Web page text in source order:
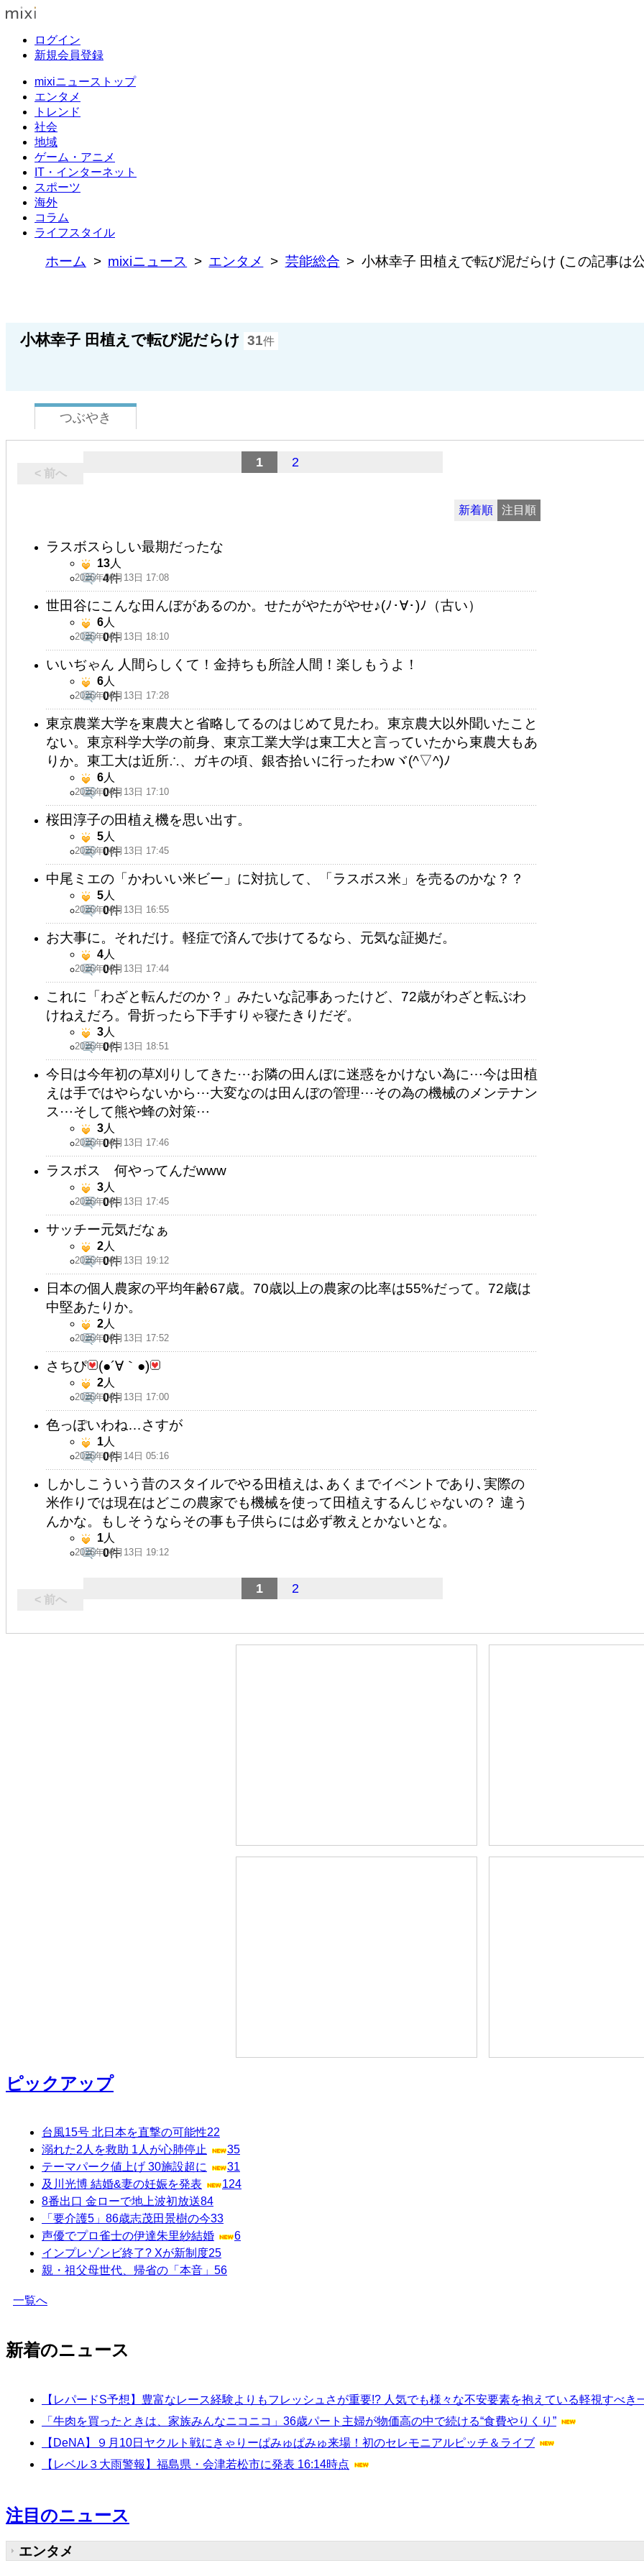
ログイン
新規会員登録
mixiニューストップ
エンタメ
トレンド
社会
地域
ゲーム・アニメ
IT・インターネット
スポーツ
海外
コラム
ライフスタイル
ホーム mixiニュース エンタメ 芸能総合 小林幸子 田植えで転び泥だらけ (この記事は
小林幸子 田植えで転び泥だらけ 31件
つぶやき
< 前へ
1 2
新着順 注目順
ラスボスらしい最期だったな
2026年06月13日 17:08
13人
4件
世田谷にこんな田んぼがあるのか。せたがやたがやせ♪(ﾉ･∀･)ﾉ（古い）
2026年06月13日 18:10
6人
0件
いいぢゃん 人間らしくて！金持ちも所詮人間！楽しもうよ！
2026年06月13日 17:28
6人
0件
東京農業大学を東農大と省略してるのはじめて見たわ。東京農大以外聞いたこと
ない。東京科学大学の前身、東京工業大学は東工大と言っていたから東農大もあ
りか。東工大は近所∴、ガキの頃、銀杏拾いに行ったわwヾ(^▽^)ﾉ
2026年06月13日 17:10
6人
0件
桜田淳子の田植え機を思い出す。
2026年06月13日 17:45
5人
0件
中尾ミエの「かわいい米ビー」に対抗して、「ラスボス米」を売るのかな？？
2026年06月13日 16:55
5人
0件
お大事に。それだけ。軽症で済んで歩けてるなら、元気な証拠だ。
2026年06月13日 17:44
4人
0件
これに「わざと転んだのか？」みたいな記事あったけど、72歳がわざと転ぶわ
けねえだろ。骨折ったら下手すりゃ寝たきりだぞ。
2026年06月13日 18:51
3人
0件
今日は今年初の草刈りしてきた⋯お隣の田んぼに迷惑をかけない為に⋯今は田植
えは手ではやらないから⋯大変なのは田んぼの管理⋯その為の機械のメンテナン
ス⋯そして熊や蜂の対策⋯
2026年06月13日 17:46
3人
0件
ラスボス 何やってんだwww
2026年06月13日 17:45
3人
0件
サッチー元気だなぁ
2026年06月13日 19:12
2人
0件
日本の個人農家の平均年齢67歳。70歳以上の農家の比率は55%だって。72歳は
中堅あたりか。
2026年06月13日 17:52
2人
0件
さちぴ (●´∀｀●)
2026年06月13日 17:00
2人
0件
色っぽいわね…さすが
2026年06月14日 05:16
1人
0件
しかしこういう昔のスタイルでやる田植えは､あくまでイベントであり､実際の
米作りでは現在はどこの農家でも機械を使って田植えするんじゃないの？ 違う
んかな。もしそうならその事も子供らには必ず教えとかないとな。
2026年06月13日 19:12
1人
0件
< 前へ
1 2
ピックアップ
台風15号 北日本を直撃の可能性22
溺れた2人を救助 1人が心肺停止
35
テーマパーク値上げ 30施設超に
31
及川光博 結婚&妻の妊娠を発表
124
8番出口 金ローで地上波初放送84
「要介護5」86歳志茂田景樹の今33
声優でプロ雀士の伊達朱里紗結婚
6
インプレゾンビ終了? Xが新制度25
親・祖父母世代、帰省の「本音」 56
一覧へ
新着のニュース
【レパードS予想】豊富なレース経験よりもフレッシュさが重要!? 人気でも様々な不安要素を抱えている軽視すべき
「牛肉を買ったときは、家族みんなニコニコ」36歳パート主婦が物価高の中で続ける“食費やりくり”
【DeNA】９月10日ヤクルト戦にきゃりーぱみゅぱみゅ来場！初のセレモニアルピッチ＆ライブ
【レベル３大雨警報】福島県・会津若松市に発表 16:14時点
注目のニュース
エンタメ